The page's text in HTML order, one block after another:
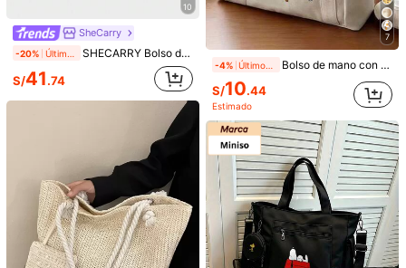
5
Bolso Tote Nuevo Otoño/Invierno, Bolso de Hombro y Bandolera de Lona con Bloques de Color Casual de Nicho para Mujeres
48.09
-20% Últimos 2 días 1 pieza Bolso de hombro grande de estilo casual y versátil con cremallera de nailon marrón, remaches y estampado de leopardo, adecuado para uso diario de mujeres, nuevo bolso con estampado de tigre para mujer para otoño e invierno
S/25.26
10
SheCarry
-20% SHECARRY Bolso de tela tipo cesto grande de estilo bohemio para mujer
S/41.74
7
-4% Bolso de mano con patrón de gato de dibujos animados lindo, bolsa de compras reutilizable estampada para mujer, bolso de hombro de gran capacidad con múltiples bolsillos, bolsa de maquillaje, bolsa de compras, bolsa de cosméticos, plegable y ligero, bolso tote multifuncional, bolso de mano casual de gran capacidad, adecuado para el trabajo, la escuela, el transporte, los viajes y las compras, opción perfecta para la vuelta a la escuela, el Día de la Madre, el Día del Maestro, la graduación, el aniversario, la vuelta a la escuela, la Pascua, la Navidad
S/10.44
Estimado